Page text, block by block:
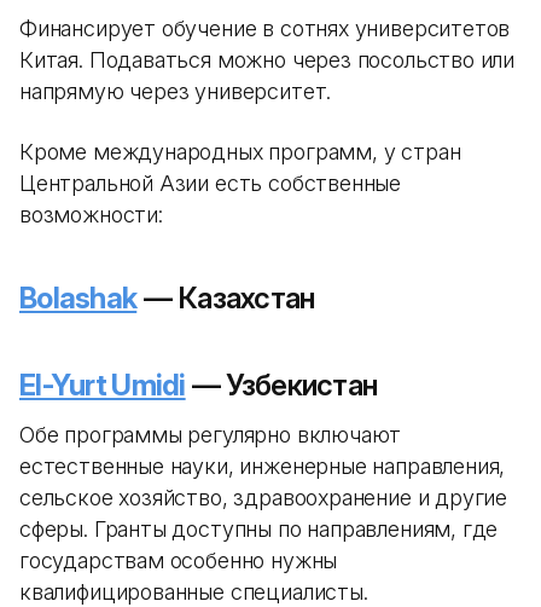
Финансирует обучение в сотнях университетов
Китая. Подаваться можно через посольство или
напрямую через университет.
Кроме международных программ, у стран
Центральной Азии есть собственные
возможности:
Bolashak— Казахстан
El-Yurt Umidi — Узбекистан
Обе программы регулярно включают
естественные науки, инженерные направления,
сельское хозяйство, здравоохранение и другие
сферы. Гранты доступны по направлениям, где
государствам особенно нужны
квалифицированные специалисты.